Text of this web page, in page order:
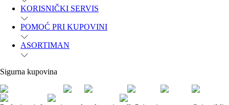
KORISNIČKI SERVIS
POMOĆ PRI KUPOVINI
ASORTIMAN
Sigurna kupovina